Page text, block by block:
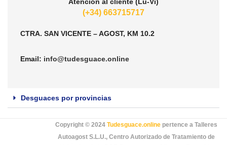
Atención al cliente (Lu-Vi)
(+34) 663715717
CTRA. SAN VICENTE – AGOST, KM 10.2
Email: info@tudesguace.online
Desguaces por provincias
Copyright © 2024 Tudesguace.online pertence a Talleres
Autoagost S.L.U., Centro Autorizado de Tratamiento de